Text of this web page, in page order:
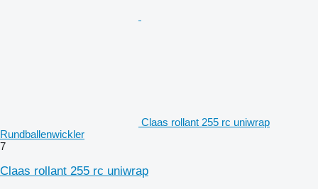
Claas rollant 255 rc uniwrap
Rundballenwickler
7
Claas rollant 255 rc uniwrap